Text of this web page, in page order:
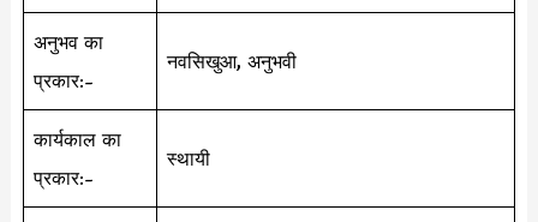
अनुभव का
प्रकार:-
नवसिखुआ, अनुभवी
कार्यकाल का
प्रकार:-
स्थायी